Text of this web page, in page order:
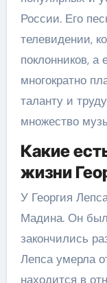
России. Его
телевидении,
поклонников, а
многократно
таланту и
множество
Какие
жизни
У Георгия
Мадина. Он
закончились
Лепса умерла
находится в